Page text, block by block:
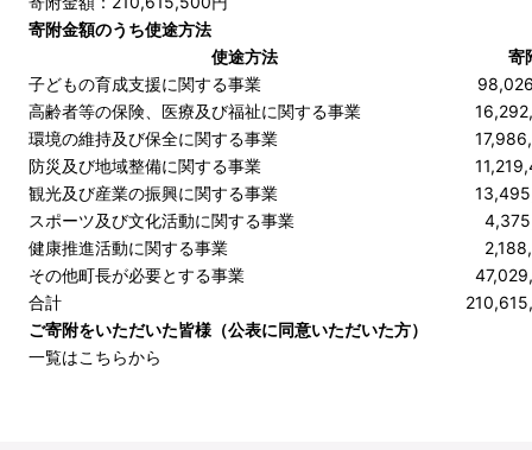
寄附金額のうち使途方法
使途方法
寄
子どもの育成支援に関する事業
高齢者等の保険、医療及び福祉に関する事業
環境の維持及び保全に関する事業
防災及び地域整備に関する事業
観光及び産業の振興に関する事業
スポーツ及び文化活動に関する事業
健康推進活動に関する事業
その他町長が必要とする事業
合計
ご寄附をいただいた皆様（公表に同意いただいた方）
一覧はこちらから